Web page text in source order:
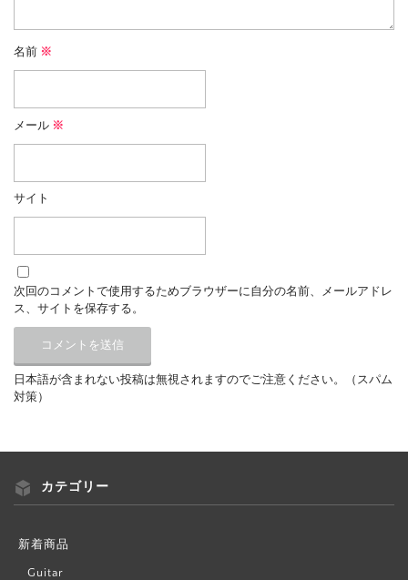
名前 ※
メール ※
サイト
次回のコメントで使用するためブラウザーに自分の名前、メールアドレ
ス、サイトを保存する。
日本語が含まれない投稿は無視されますのでご注意ください。（スパム
対策）
カテゴリー
新着商品
Guitar